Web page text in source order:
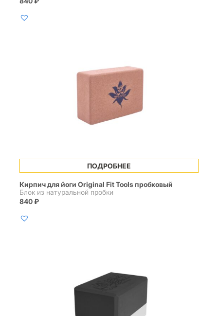
ПОДРОБНЕЕ
Кирпич для йоги Original Fit Tools пробковый
Блок из натуральной пробки
840₽